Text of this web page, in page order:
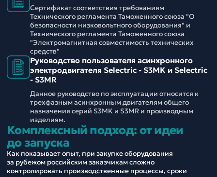
Сертификат соответствия требованиям
Технического регламента Таможенного союза "О
безопасности низковольтного оборудования" и
Технического регламента Таможенного союза
"Электромагнитная совместимость технических
средств"
Руководство пользователя асинхронного
электродвигателя Selectric - S3MK и Selectric
- S3MR
Данное руководство по эксплуатации относится к
трехфазным асинхронным двигателям общего
назначения серий S3MK и S3MR и производным
изделиям.
Комплексный подход: от идеи
до запуска
Как показывает опыт, при закупке оборудования
за рубежом российским заказчикам сложно
контролировать производственные процессы, сроки